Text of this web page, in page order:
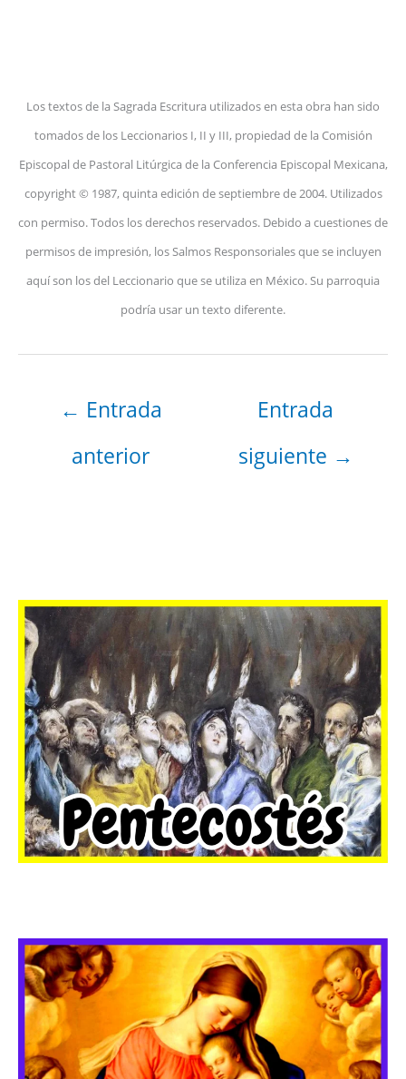
Los textos de la Sagrada Escritura utilizados en esta obra han sido
tomados de los Leccionarios I, II y III, propiedad de la Comisión
Episcopal de Pastoral Litúrgica de la Conferencia Episcopal Mexicana,
copyright © 1987, quinta edición de septiembre de 2004. Utilizados
con permiso. Todos los derechos reservados. Debido a cuestiones de
permisos de impresión, los Salmos Responsoriales que se incluyen
aquí son los del Leccionario que se utiliza en México. Su parroquia
podría usar un texto diferente.
← Entrada
anterior
Entrada
siguiente →